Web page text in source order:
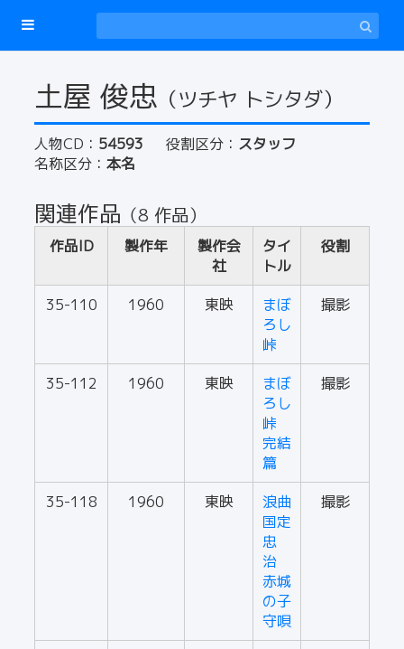
土屋 俊忠 （ツチヤ トシタダ）
人物CD： 54593 役割区分： スタッフ
名称区分： 本名
関連作品 （8 作品）
作品ID 製作年
製作会
社
タイ
トル
役割
35-110 1960 東映
まぼ
ろし
峠
撮影
35-112 1960 東映
まぼ
ろし
峠
完結
篇
撮影
35-118 1960 東映
浪曲
国定
忠
治
赤城
の子
守唄
撮影